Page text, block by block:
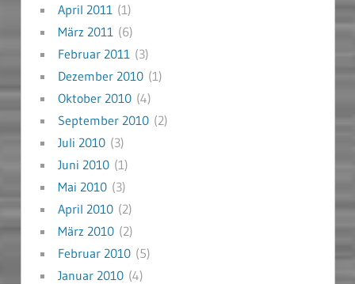
April 2011 (1)
März 2011 (6)
Februar 2011 (3)
Dezember 2010(1)
Oktober 2010(4)
September 2010(2)
Juli 2010(3)
Juni 2010(1)
Mai 2010(3)
April 2010(2)
März 2010(2)
Februar 2010(5)
Januar 2010(4)